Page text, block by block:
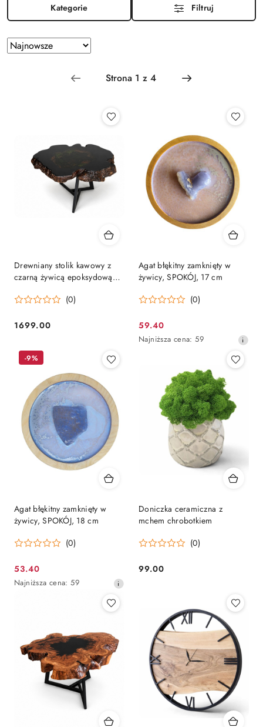
Kategorie Filtruj
Zastosowano
sortowanie:
Sortuj
według
Drewniany stolik kawowy z
czarną żywicą epoksydową
(0)
Cena:
1699.00
Agat błękitny zamknięty w
żywicy, SPOKÓJ, 17 cm
(0)
Cena
promocyjna:
59.40
Najniższa
obniżką
Najniższa cena: 59
Agat błękitny zamknięty w
żywicy, SPOKÓJ, 18 cm
(0)
Cena
promocyjna:
53.40
Najniższa
obniżką
Najniższa cena: 59
-9%
Doniczka ceramiczna z
mchem chrobotkiem
(0)
Cena:
99.00